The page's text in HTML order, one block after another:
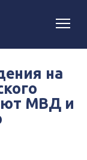
на
МВД и